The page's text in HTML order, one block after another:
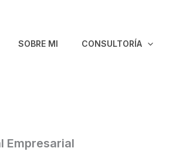
SOBRE MI CONSULTORÍA
Empresarial